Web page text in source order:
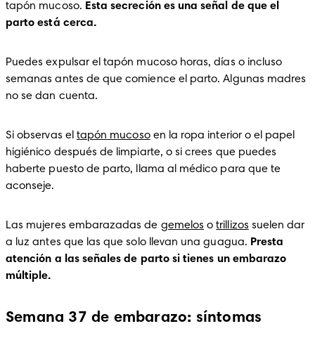
tapón mucoso. Esta secreción es una señal de que el
parto está cerca.
Puedes expulsar el tapón mucoso horas, días o incluso
semanas antes de que comience el parto. Algunas madres
no se dan cuenta.
Si observas el tapón mucoso en la ropa interior o el papel
higiénico después de limpiarte, o si crees que puedes
haberte puesto de parto, llama al médico para que te
aconseje.
Las mujeres embarazadas de gemelos o trillizos suelen dar
a luz antes que las que solo llevan una guagua. Presta
atención a las señales de parto si tienes un embarazo
múltiple.
Semana 37 de embarazo: síntomas